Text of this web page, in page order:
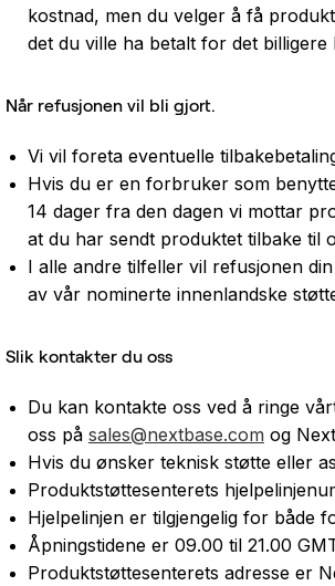
kostnad, men du velger å få
det du ville ha betalt for det billigere
Når refusjonen vil bli gjort.
Vi vil foreta eventuelle
Hvis du er en forbruker som
14 dager fra den dagen vi mottar
at du har sendt produktet tilbake til
I alle andre tilfeller vil refusjonen
av vår nominerte innenlandske
Slik kontakter du oss
Du kan kontakte oss ved å ringe
oss på sales@nextbase.com og
Hvis du ønsker teknisk støtte eller
Produktstøttesenterets
Hjelpelinjen er tilgjengelig for både
Åpningstidene er 09.00 til 21.00
Produktstøttesenterets adresse er